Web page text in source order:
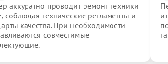
аккуратно проводит ремонт техники
соблюдая технические регламенты и
качества. При необходимости
совместимые